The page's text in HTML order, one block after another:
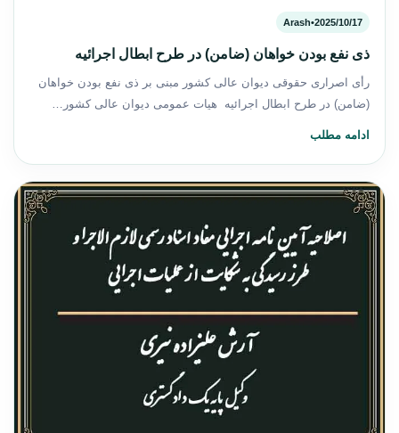
2025/10/17
•
Arash
ذی نفع بودن خواهان (ضامن) در طرح ابطال اجرائیه
رأی اصراری حقوقی دیوان عالی کشور مبنی بر ذی نفع بودن خواهان
(ضامن) در طرح ابطال اجرائیه هیات عمومی دیوان عالی کشور…
ادامه مطلب